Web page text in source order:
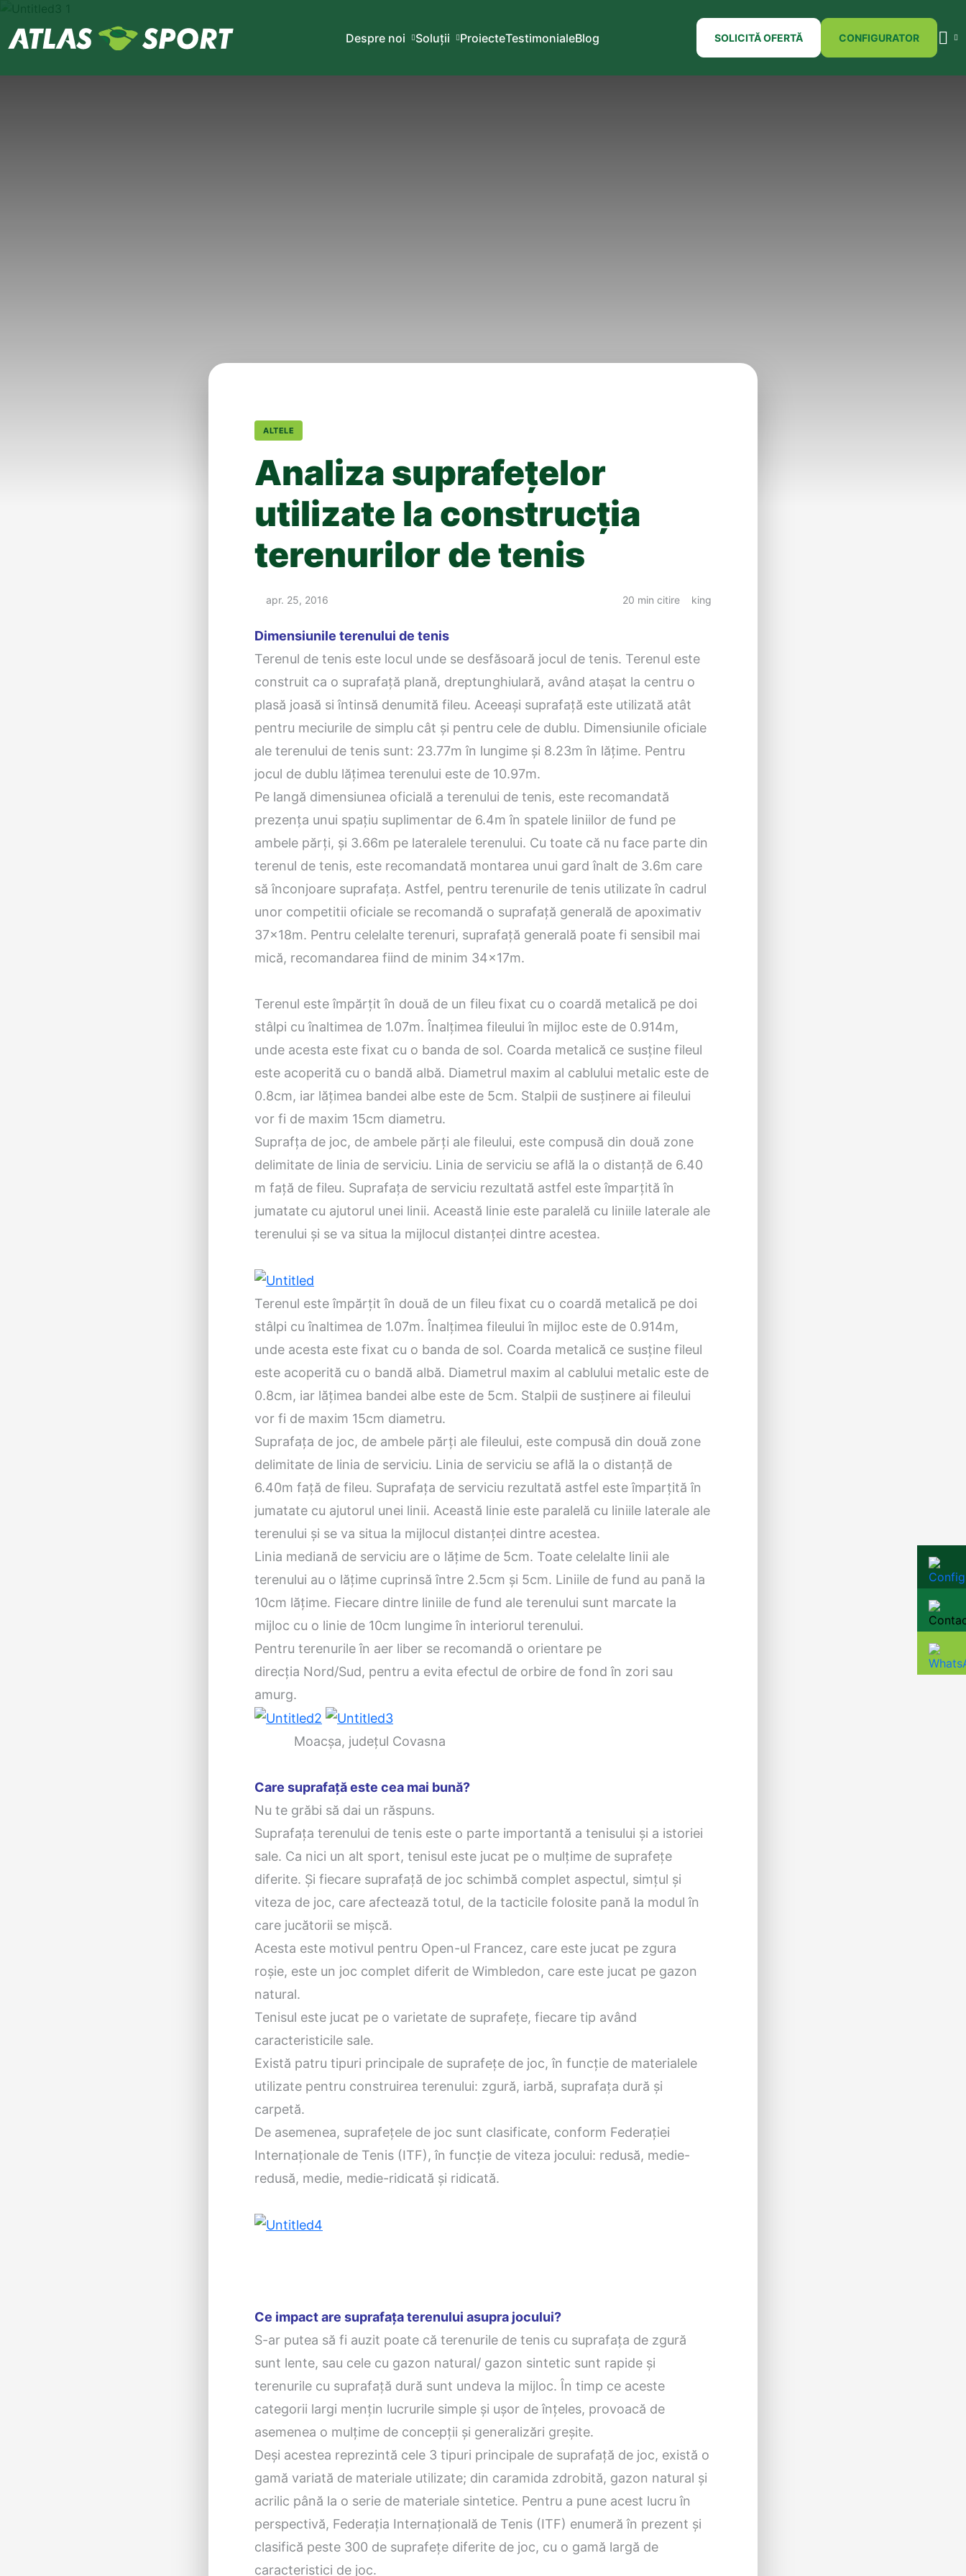
Despre noi Soluții ProiecteTestimonialeBlog SOLICITĂ OFERTĂ CONFIGURATOR
ALTELE
Analiza suprafețelor
utilizate la construcția
terenurilor de tenis
apr. 25, 2016 20 min citire king
Dimensiunile terenului de tenis
Terenul de tenis este locul unde se desfăsoară jocul de tenis. Terenul este
construit ca o suprafață plană, dreptunghiulară, având atașat la centru o
plasă joasă si întinsă denumită fileu. Aceeași suprafață este utilizată atât
pentru meciurile de simplu cât și pentru cele de dublu. Dimensiunile oficiale
ale terenului de tenis sunt: 23.77m în lungime și 8.23m în lățime. Pentru
jocul de dublu lățimea terenului este de 10.97m.
Pe langă dimensiunea oficială a terenului de tenis, este recomandată
prezența unui spațiu suplimentar de 6.4m în spatele liniilor de fund pe
ambele părți, și 3.66m pe lateralele terenului. Cu toate că nu face parte din
terenul de tenis, este recomandată montarea unui gard înalt de 3.6m care
să înconjoare suprafața. Astfel, pentru terenurile de tenis utilizate în cadrul
unor competitii oficiale se recomandă o suprafață generală de apoximativ
37x18m. Pentru celelalte terenuri, suprafață generală poate fi sensibil mai
mică, recomandarea fiind de minim 34x17m.
Terenul este împărțit în două de un fileu fixat cu o coardă metalică pe doi
stâlpi cu înaltimea de 1.07m. Înalțimea fileului în mijloc este de 0.914m,
unde acesta este fixat cu o banda de sol. Coarda metalică ce susține fileul
este acoperită cu o bandă albă. Diametrul maxim al cablului metalic este de
0.8cm, iar lățimea bandei albe este de 5cm. Stalpii de susținere ai fileului
vor fi de maxim 15cm diametru.
Suprafța de joc, de ambele părți ale fileului, este compusă din două zone
delimitate de linia de serviciu. Linia de serviciu se află la o distanță de 6.40
m față de fileu. Suprafața de serviciu rezultată astfel este împarțită în
jumatate cu ajutorul unei linii. Această linie este paralelă cu liniile laterale ale
terenului și se va situa la mijlocul distanței dintre acestea.
Terenul este împărțit în două de un fileu fixat cu o coardă metalică pe doi
stâlpi cu înaltimea de 1.07m. Înalțimea fileului în mijloc este de 0.914m,
unde acesta este fixat cu o banda de sol. Coarda metalică ce susține fileul
este acoperită cu o bandă albă. Diametrul maxim al cablului metalic este de
0.8cm, iar lățimea bandei albe este de 5cm. Stalpii de susținere ai fileului
vor fi de maxim 15cm diametru.
Suprafața de joc, de ambele părți ale fileului, este compusă din două zone
delimitate de linia de serviciu. Linia de serviciu se află la o distanță de
6.40m față de fileu. Suprafața de serviciu rezultată astfel este împarțită în
jumatate cu ajutorul unei linii. Această linie este paralelă cu liniile laterale ale
terenului și se va situa la mijlocul distanței dintre acestea.
Linia mediană de serviciu are o lățime de 5cm. Toate celelalte linii ale
terenului au o lățime cuprinsă între 2.5cm și 5cm. Liniile de fund au pană la
10cm lățime. Fiecare dintre liniile de fund ale terenului sunt marcate la
mijloc cu o linie de 10cm lungime în interiorul terenului.
Pentru terenurile în aer liber se recomandă o orientare pe
direcția Nord/Sud, pentru a evita efectul de orbire de fond în zori sau
amurg.
Moacșa, județul Covasna
Care suprafață este cea mai bună?
Nu te grăbi să dai un răspuns.
Suprafața terenului de tenis este o parte importantă a tenisului și a istoriei
sale. Ca nici un alt sport, tenisul este jucat pe o mulțime de suprafețe
diferite. Și fiecare suprafață de joc schimbă complet aspectul, simțul și
viteza de joc, care afectează totul, de la tacticile folosite pană la modul în
care jucătorii se mișcă.
Acesta este motivul pentru Open-ul Francez, care este jucat pe zgura
roșie, este un joc complet diferit de Wimbledon, care este jucat pe gazon
natural.
Tenisul este jucat pe o varietate de suprafețe, fiecare tip având
caracteristicile sale.
Există patru tipuri principale de suprafețe de joc, în funcție de materialele
utilizate pentru construirea terenului: zgură, iarbă, suprafața dură și
carpetă.
De asemenea, suprafețele de joc sunt clasificate, conform Federației
Internaționale de Tenis (ITF), în funcție de viteza jocului: redusă, medie-
redusă, medie, medie-ridicată și ridicată.
Ce impact are suprafața terenului asupra jocului?
S-ar putea să fi auzit poate că terenurile de tenis cu suprafața de zgură
sunt lente, sau cele cu gazon natural/ gazon sintetic sunt rapide și
terenurile cu suprafață dură sunt undeva la mijloc. În timp ce aceste
categorii largi mențin lucrurile simple și ușor de înțeles, provoacă de
asemenea o mulțime de concepții și generalizări greșite.
Deși acestea reprezintă cele 3 tipuri principale de suprafață de joc, există o
gamă variată de materiale utilizate; din caramida zdrobită, gazon natural și
acrilic până la o serie de materiale sintetice. Pentru a pune acest lucru în
perspectivă, Federația Internațională de Tenis (ITF) enumeră în prezent și
clasifică peste 300 de suprafețe diferite de joc, cu o gamă largă de
caracteristici de joc.